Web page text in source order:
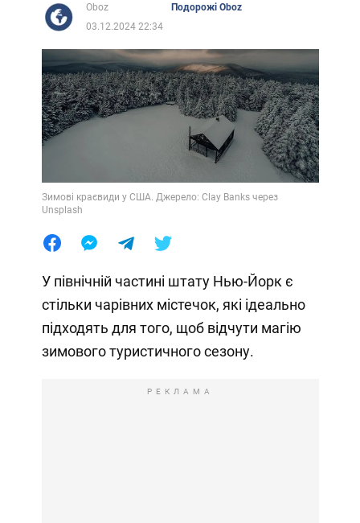
Oboz
Подорожі Oboz
03.12.2024 22:34
Зимові краєвиди у США. Джерело: Clay Banks через
Unsplash
У північній частині штату Нью-Йорк є
стільки чарівних містечок, які ідеально
підходять для того, щоб відчути магію
зимового туристичного сезону.
РЕКЛАМА